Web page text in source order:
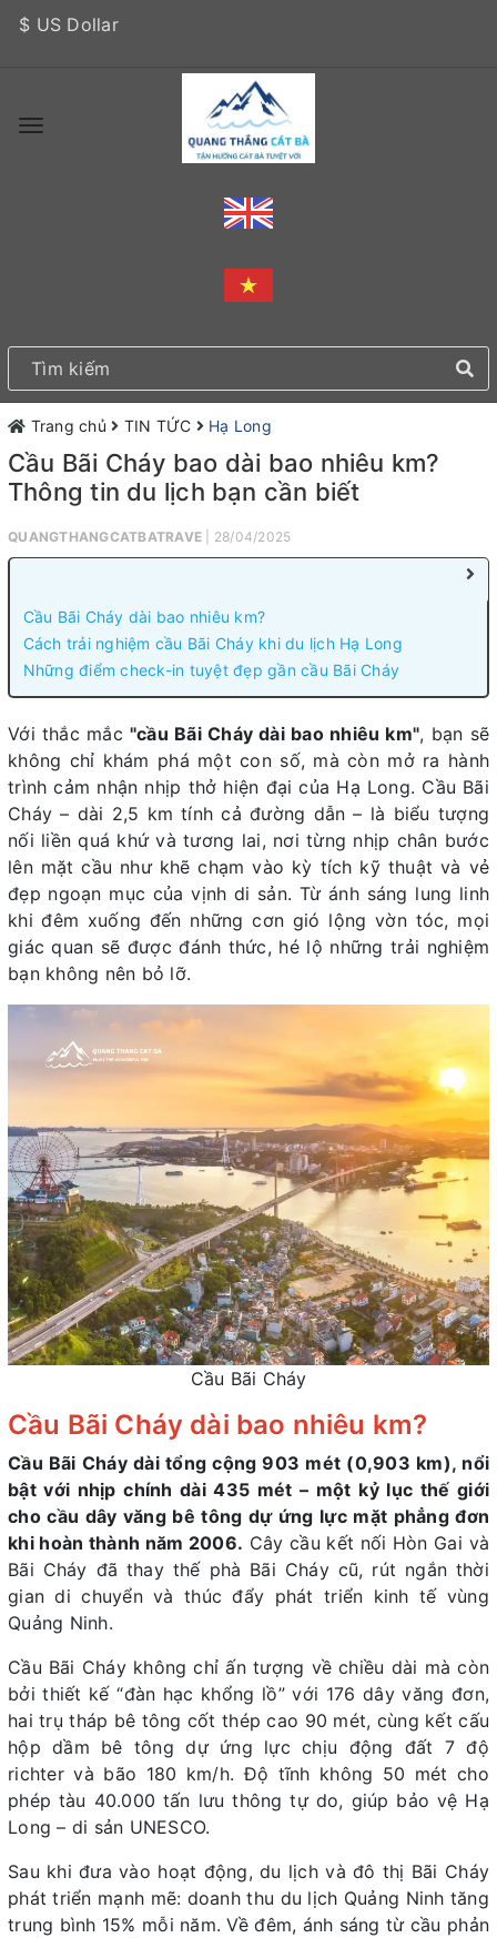
$ US Dollar
Trang chủ TIN TỨC Hạ Long
Cầu Bãi Cháy bao dài bao nhiêu km?
Thông tin du lịch bạn cần biết
QUANGTHANGCATBATRAVE | 28/04/2025
Cầu Bãi Cháy dài bao nhiêu km?
Cách trải nghiệm cầu Bãi Cháy khi du lịch Hạ Long
Những điểm check-in tuyệt đẹp gần cầu Bãi Cháy
Với thắc mắc "cầu Bãi Cháy dài bao nhiêu km", bạn sẽ
không chỉ khám phá một con số, mà còn mở ra hành
trình cảm nhận nhịp thở hiện đại của Hạ Long. Cầu Bãi
Cháy – dài 2,5 km tính cả đường dẫn – là biểu tượng
nối liền quá khứ và tương lai, nơi từng nhịp chân bước
lên mặt cầu như khẽ chạm vào kỳ tích kỹ thuật và vẻ
đẹp ngoạn mục của vịnh di sản. Từ ánh sáng lung linh
khi đêm xuống đến những cơn gió lộng vờn tóc, mọi
giác quan sẽ được đánh thức, hé lộ những trải nghiệm
bạn không nên bỏ lỡ.
Cầu Bãi Cháy
Cầu Bãi Cháy dài bao nhiêu km?
Cầu Bãi Cháy dài tổng cộng 903 mét (0,903 km), nổi
bật với nhịp chính dài 435 mét – một kỷ lục thế giới
cho cầu dây văng bê tông dự ứng lực mặt phẳng đơn
khi hoàn thành năm 2006. Cây cầu kết nối Hòn Gai và
Bãi Cháy đã thay thế phà Bãi Cháy cũ, rút ngắn thời
gian di chuyển và thúc đẩy phát triển kinh tế vùng
Quảng Ninh.
Cầu Bãi Cháy không chỉ ấn tượng về chiều dài mà còn
bởi thiết kế “đàn hạc khổng lồ” với 176 dây văng đơn,
hai trụ tháp bê tông cốt thép cao 90 mét, cùng kết cấu
hộp dầm bê tông dự ứng lực chịu động đất 7 độ
richter và bão 180 km/h. Độ tĩnh không 50 mét cho
phép tàu 40.000 tấn lưu thông tự do, giúp bảo vệ Hạ
Long – di sản UNESCO.
Sau khi đưa vào hoạt động, du lịch và đô thị Bãi Cháy
phát triển mạnh mẽ: doanh thu du lịch Quảng Ninh tăng
trung bình 15% mỗi năm. Về đêm, ánh sáng từ cầu phản